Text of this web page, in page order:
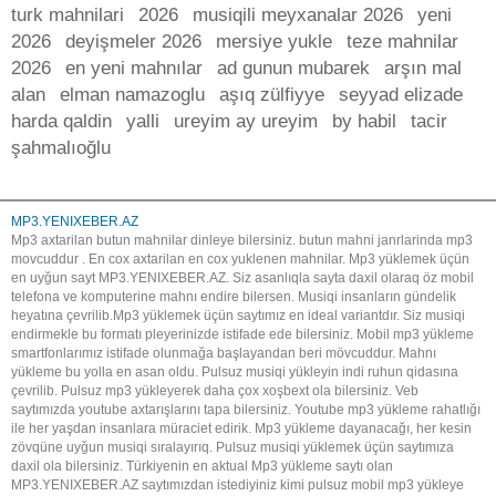
turk mahnilari 2026 musiqili meyxanalar 2026
yeni
2026
deyişmeler 2026 mersiye yukle
teze mahnilar
2026
en yeni mahnılar ad gunun mubarek
arşın mal
alan
elman namazoglu aşıq zülfiyye
seyyad elizade
harda qaldin
yalli ureyim ay ureyim by habil
tacir
şahmalıoğlu
MP3.YENIXEBER.AZ
Mp3 axtarilan butun mahnilar dinleye bilersiniz. butun mahni janrlarinda mp3
movcuddur . En cox axtarilan en cox yuklenen mahnilar. Mp3 yüklemek üçün
en uyğun sayt MP3.YENIXEBER.AZ. Siz asanlıqla sayta daxil olaraq öz mobil
telefona ve komputerine mahnı endire bilersen. Musiqi insanların gündelik
heyatına çevrilib.Mp3 yüklemek üçün saytımız en ideal variantdır. Siz musiqi
endirmekle bu formatı pleyerinizde istifade ede bilersiniz. Mobil mp3 yükleme
smartfonlarımız istifade olunmağa başlayandan beri mövcuddur. Mahnı
yükleme bu yolla en asan oldu. Pulsuz musiqi yükleyin indi ruhun qidasına
çevrilib. Pulsuz mp3 yükleyerek daha çox xoşbext ola bilersiniz. Veb
saytımızda youtube axtarışlarını tapa bilersiniz. Youtube mp3 yükleme rahatlığı
ile her yaşdan insanlara müraciet edirik. Mp3 yükleme dayanacağı, her kesin
zövqüne uyğun musiqi sıralayırıq. Pulsuz musiqi yüklemek üçün saytımıza
daxil ola bilersiniz. Türkiyenin en aktual Mp3 yükleme saytı olan
MP3.YENIXEBER.AZ saytımızdan istediyiniz kimi pulsuz mobil mp3 yükleye